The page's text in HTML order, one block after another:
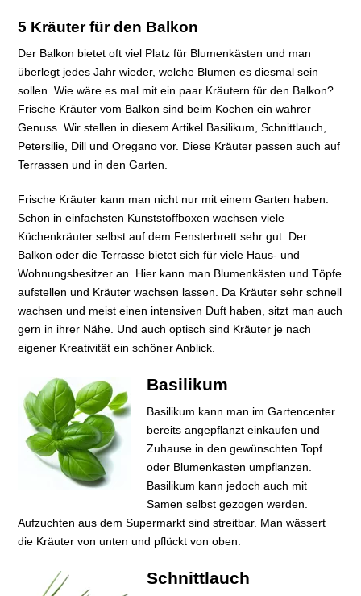
5 Kräuter für den Balkon
Der Balkon bietet oft viel Platz für Blumenkästen und man
überlegt jedes Jahr wieder, welche Blumen es diesmal sein
sollen. Wie wäre es mal mit ein paar Kräutern für den Balkon?
Frische Kräuter vom Balkon sind beim Kochen ein wahrer
Genuss. Wir stellen in diesem Artikel Basilikum, Schnittlauch,
Petersilie, Dill und Oregano vor. Diese Kräuter passen auch auf
Terrassen und in den Garten.
Frische Kräuter kann man nicht nur mit einem Garten haben.
Schon in einfachsten Kunststoffboxen wachsen viele
Küchenkräuter selbst auf dem Fensterbrett sehr gut. Der
Balkon oder die Terrasse bietet sich für viele Haus- und
Wohnungsbesitzer an. Hier kann man Blumenkästen und Töpfe
aufstellen und Kräuter wachsen lassen. Da Kräuter sehr schnell
wachsen und meist einen intensiven Duft haben, sitzt man auch
gern in ihrer Nähe. Und auch optisch sind Kräuter je nach
eigener Kreativität ein schöner Anblick.
Basilikum
Basilikum kann man im Gartencenter
bereits angepflanzt einkaufen und
Zuhause in den gewünschten Topf
oder Blumenkasten umpflanzen.
Basilikum kann jedoch auch mit
Samen selbst gezogen werden.
Aufzuchten aus dem Supermarkt sind streitbar. Man wässert
die Kräuter von unten und pflückt von oben.
Schnittlauch